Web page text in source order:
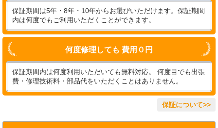
保証期間は5年・8年・10年からお選びいただけます。保証期間
内は何度でもご利用いただくことができます。
何度修理しても 費用０円
保証期間内は何度利用いただいても無料対応。 何度目でも出張
費・修理技術料・部品代をいただくことはありません。
保証について>>